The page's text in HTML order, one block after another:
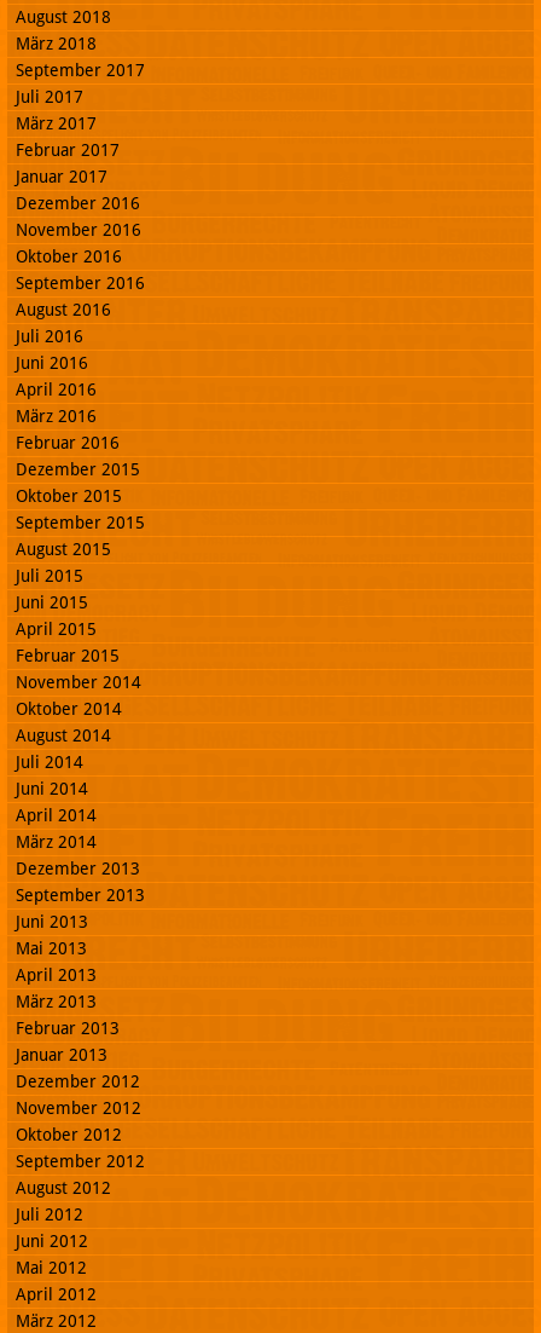
August 2018
März 2018
September 2017
Juli 2017
März 2017
Februar 2017
Januar 2017
Dezember 2016
November 2016
Oktober 2016
September 2016
August 2016
Juli 2016
Juni 2016
April 2016
März 2016
Februar 2016
Dezember 2015
Oktober 2015
September 2015
August 2015
Juli 2015
Juni 2015
April 2015
Februar 2015
November 2014
Oktober 2014
August 2014
Juli 2014
Juni 2014
April 2014
März 2014
Dezember 2013
September 2013
Juni 2013
Mai 2013
April 2013
März 2013
Februar 2013
Januar 2013
Dezember 2012
November 2012
Oktober 2012
September 2012
August 2012
Juli 2012
Juni 2012
Mai 2012
April 2012
März 2012